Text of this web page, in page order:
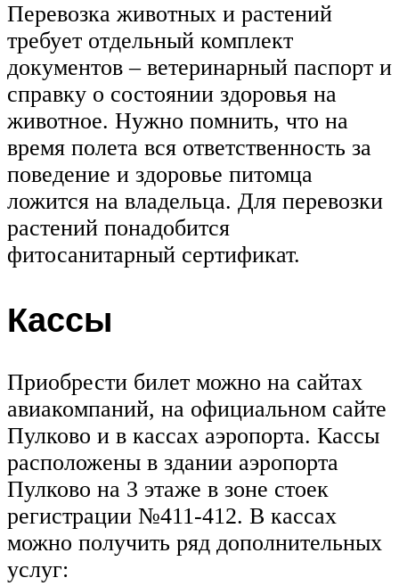
Перевозка животных и растений
требует отдельный комплект
документов – ветеринарный паспорт и
справку о состоянии здоровья на
животное. Нужно помнить, что на
время полета вся ответственность за
поведение и здоровье питомца
ложится на владельца. Для перевозки
растений понадобится
фитосанитарный сертификат.
Кассы
Приобрести билет можно на сайтах
авиакомпаний, на официальном сайте
Пулково и в кассах аэропорта. Кассы
расположены в здании аэропорта
Пулково на 3 этаже в зоне стоек
регистрации №411-412. В кассах
можно получить ряд дополнительных
услуг: